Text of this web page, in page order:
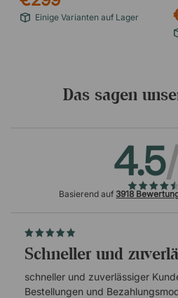
77 - Dunkelblau
Einige Varianten auf Lager
Das sagen
4.5
Basierend auf 3918
schneller und
schneller und zuverlässiger
Bestellungen und